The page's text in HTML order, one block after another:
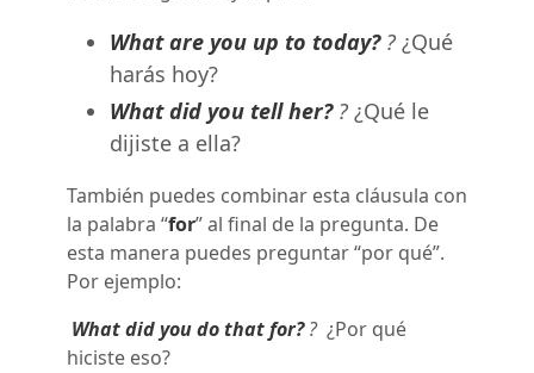
What are you up to today?? ¿Qué
harás hoy?
What did you tell her?? ¿Qué le
dijiste a ella?
También puedes combinar esta cláusula con
la palabra “for” al final de la pregunta. De
esta manera puedes preguntar “por qué”.
Por ejemplo:
What did you do that for?? ¿Por qué
hiciste eso?